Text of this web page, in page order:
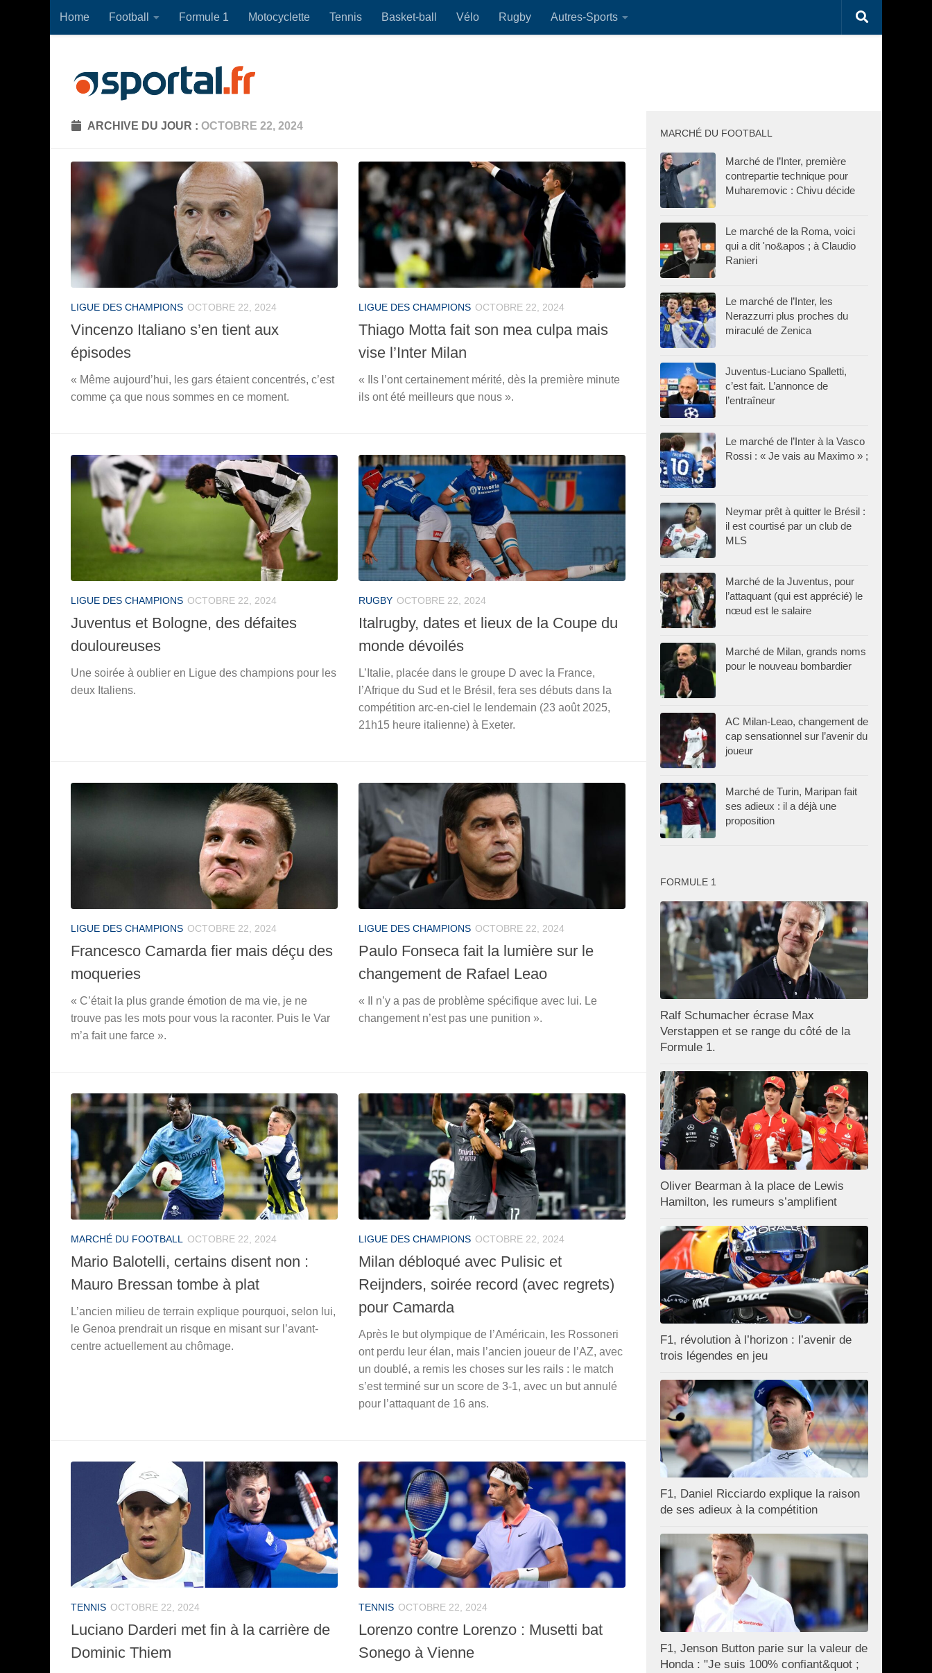
Skip to content
Home Football Formule 1 Motocyclette Tennis Basket-ball Vélo Rugby Autres-Sports
ARCHIVE DU JOUR : OCTOBRE 22, 2024
LIGUE DES CHAMPIONS OCTOBRE 22, 2024
Vincenzo Italiano s’en tient aux
épisodes
« Même aujourd’hui, les gars étaient concentrés, c’est
comme ça que nous sommes en ce moment.
LIGUE DES CHAMPIONS OCTOBRE 22, 2024
Thiago Motta fait son mea culpa mais
vise l’Inter Milan
« Ils l’ont certainement mérité, dès la première minute
ils ont été meilleurs que nous ».
LIGUE DES CHAMPIONS OCTOBRE 22, 2024
Juventus et Bologne, des défaites
douloureuses
Une soirée à oublier en Ligue des champions pour les
deux Italiens.
RUGBY OCTOBRE 22, 2024
Italrugby, dates et lieux de la Coupe du
monde dévoilés
L’Italie, placée dans le groupe D avec la France,
l’Afrique du Sud et le Brésil, fera ses débuts dans la
compétition arc-en-ciel le lendemain (23 août 2025,
21h15 heure italienne) à Exeter.
LIGUE DES CHAMPIONS OCTOBRE 22, 2024
Francesco Camarda fier mais déçu des
moqueries
« C’était la plus grande émotion de ma vie, je ne
trouve pas les mots pour vous la raconter. Puis le Var
m’a fait une farce ».
LIGUE DES CHAMPIONS OCTOBRE 22, 2024
Paulo Fonseca fait la lumière sur le
changement de Rafael Leao
« Il n’y a pas de problème spécifique avec lui. Le
changement n’est pas une punition ».
MARCHÉ DU FOOTBALL OCTOBRE 22, 2024
Mario Balotelli, certains disent non :
Mauro Bressan tombe à plat
L’ancien milieu de terrain explique pourquoi, selon lui,
le Genoa prendrait un risque en misant sur l’avant-
centre actuellement au chômage.
LIGUE DES CHAMPIONS OCTOBRE 22, 2024
Milan débloqué avec Pulisic et
Reijnders, soirée record (avec regrets)
pour Camarda
Après le but olympique de l’Américain, les Rossoneri
ont perdu leur élan, mais l’ancien joueur de l’AZ, avec
un doublé, a remis les choses sur les rails : le match
s’est terminé sur un score de 3-1, avec un but annulé
pour l’attaquant de 16 ans.
TENNIS OCTOBRE 22, 2024
Luciano Darderi met fin à la carrière de
Dominic Thiem
TENNIS OCTOBRE 22, 2024
Lorenzo contre Lorenzo : Musetti bat
Sonego à Vienne
MARCHÉ DU FOOTBALL
Marché de l’Inter, première
contrepartie technique pour
Muharemovic : Chivu décide
Le marché de la Roma, voici
qui a dit 'no&apos ; à Claudio
Ranieri
Le marché de l’Inter, les
Nerazzurri plus proches du
miraculé de Zenica
Juventus-Luciano Spalletti,
c’est fait. L’annonce de
l’entraîneur
Le marché de l’Inter à la Vasco
Rossi : « Je vais au Maximo » ;
Neymar prêt à quitter le Brésil :
il est courtisé par un club de
MLS
Marché de la Juventus, pour
l’attaquant (qui est apprécié) le
nœud est le salaire
Marché de Milan, grands noms
pour le nouveau bombardier
AC Milan-Leao, changement de
cap sensationnel sur l’avenir du
joueur
Marché de Turin, Maripan fait
ses adieux : il a déjà une
proposition
FORMULE 1
Ralf Schumacher écrase Max
Verstappen et se range du côté de la
Formule 1.
Oliver Bearman à la place de Lewis
Hamilton, les rumeurs s’amplifient
F1, révolution à l’horizon : l’avenir de
trois légendes en jeu
F1, Daniel Ricciardo explique la raison
de ses adieux à la compétition
F1, Jenson Button parie sur la valeur de
Honda : "Je suis 100% confiant&quot ;